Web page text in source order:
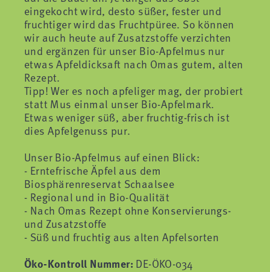
eingekocht wird, desto süßer, fester und
fruchtiger wird das Fruchtpüree. So können
wir auch heute auf Zusatzstoffe verzichten
und ergänzen für unser Bio-Apfelmus nur
etwas Apfeldicksaft nach Omas gutem, alten
Rezept.
Tipp! Wer es noch apfeliger mag, der probiert
statt Mus einmal unser Bio-Apfelmark.
Etwas weniger süß, aber fruchtig-frisch ist
dies Apfelgenuss pur.
Unser Bio-Apfelmus auf einen Blick:
- Erntefrische Äpfel aus dem
Biosphärenreservat Schaalsee
- Regional und in Bio-Qualität
- Nach Omas Rezept ohne Konservierungs-
und Zusatzstoffe
- Süß und fruchtig aus alten Apfelsorten
Öko-Kontroll Nummer: DE-ÖKO-034